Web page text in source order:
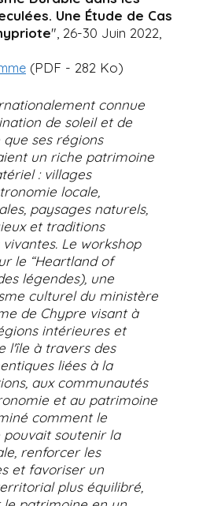
Une Étude de Cas
", 26-30 Juin 2022,
(PDF - 282 Ko)
connue
de soleil et de
ses régions
un riche patrimoine
: villages
locale,
paysages naturels,
et traditions
Le workshop
le “Heartland of
légendes), une
culturel du ministère
de Chypre visant à
intérieures et
l'île à travers des
liées à la
aux communautés
et au patrimoine
comment le
soutenir la
renforcer les
et favoriser un
plus équilibré,